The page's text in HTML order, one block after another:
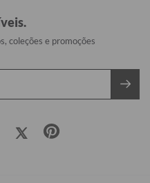
coleções e promoções